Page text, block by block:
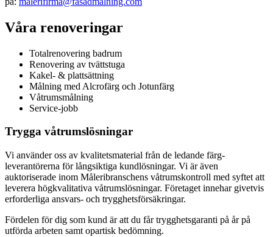
Våra renoveringar
Totalrenovering badrum
Renovering av tvättstuga
Kakel- & plattsättning
Målning med Alcrofärg och Jotunfärg
Våtrumsmålning
Service-jobb
Trygga våtrumslösningar
Vi använder oss av kvalitetsmaterial från de ledande färg-
leverantörerna för långsiktiga kundlösningar. Vi är även
auktoriserade inom Måleribranschens våtrumskontroll med syftet att
leverera högkvalitativa våtrumslösningar. Företaget innehar givetvis
erforderliga ansvars- och trygghetsförsäkringar.
Fördelen för dig som kund är att du får trygghetsgaranti på år på
utförda arbeten samt opartisk bedömning.